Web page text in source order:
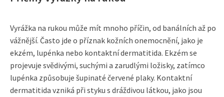
Vyrážka na rukou může mít mnoho příčin, od banálních až po
vážnější. Často jde o příznak kožních onemocnění, jako je
ekzém, lupénka nebo kontaktní dermatitida. Ekzém se
projevuje svědivými, suchými a zarudlými ložisky, zatímco
lupénka způsobuje šupinaté červené plaky. Kontaktní
dermatitida vzniká při styku s dráždivou látkou, jako jsou